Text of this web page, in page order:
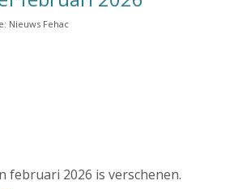
Nieuws Fehac
februari 2026 is verschenen.